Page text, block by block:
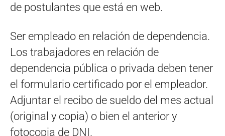
de postulantes que está en web.
Ser empleado en relación de dependencia.
Los trabajadores en relación de
dependencia pública o privada deben tener
el formulario certificado por el empleador.
Adjuntar el recibo de sueldo del mes actual
(original y copia) o bien el anterior y
fotocopia de DNI.